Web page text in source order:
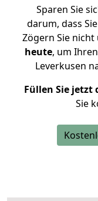
Sparen Sie
darum, dass
Zögern Sie nicht
heute, um
Leverkusen
Füllen Sie jetzt
Sie